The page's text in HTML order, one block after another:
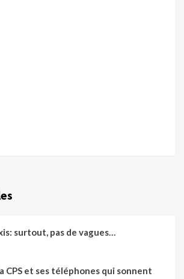
surtout, pas de vagues…
CPS et ses téléphones qui sonnent